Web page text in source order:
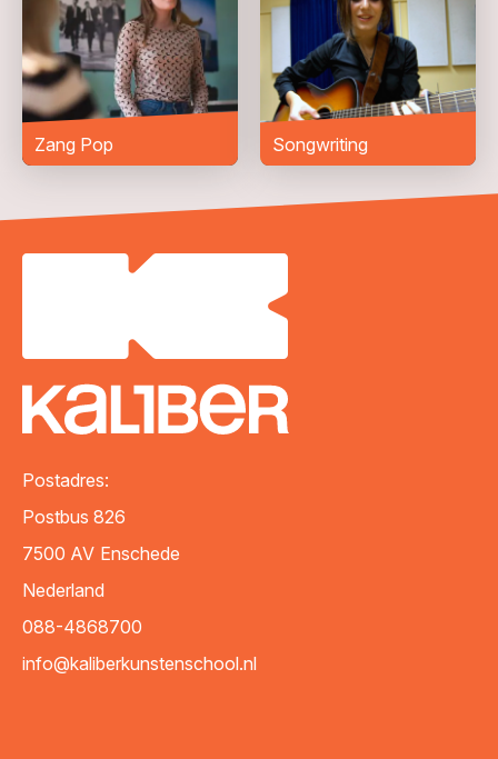
Woonplaats*
Bericht*
VERZENDEN
Zang Pop Songwriting
Postadres:
Postbus 826
7500 AV Enschede
Nederland
088-4868700
info@kaliberkunstenschool.nl